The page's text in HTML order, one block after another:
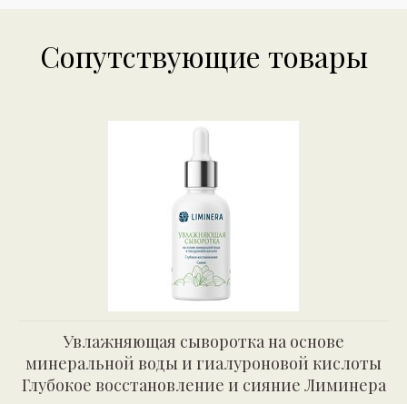
Сопутствующие товары
Увлажняющая сыворотка на основе
минеральной воды и гиалуроновой кислоты
Глубокое восстановление и сияние Лиминера